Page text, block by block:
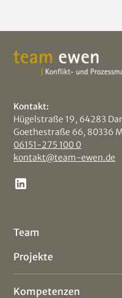
Kontakt:
Hügelstraße 19, 64283
Goethestraße 66, 80336
06151-275 100 0
kontakt@team-ewen.de
Team
Projekte
Kompetenzen